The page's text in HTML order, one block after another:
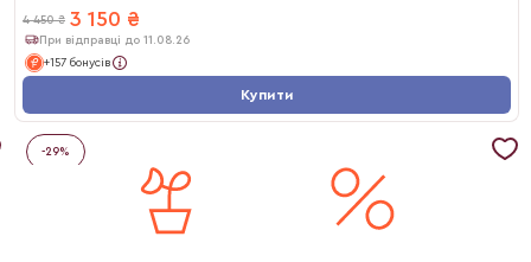
4 450 ₴ 3 150 ₴
При відправці до 11.08.26
+157 бонусів
Купити
-29%